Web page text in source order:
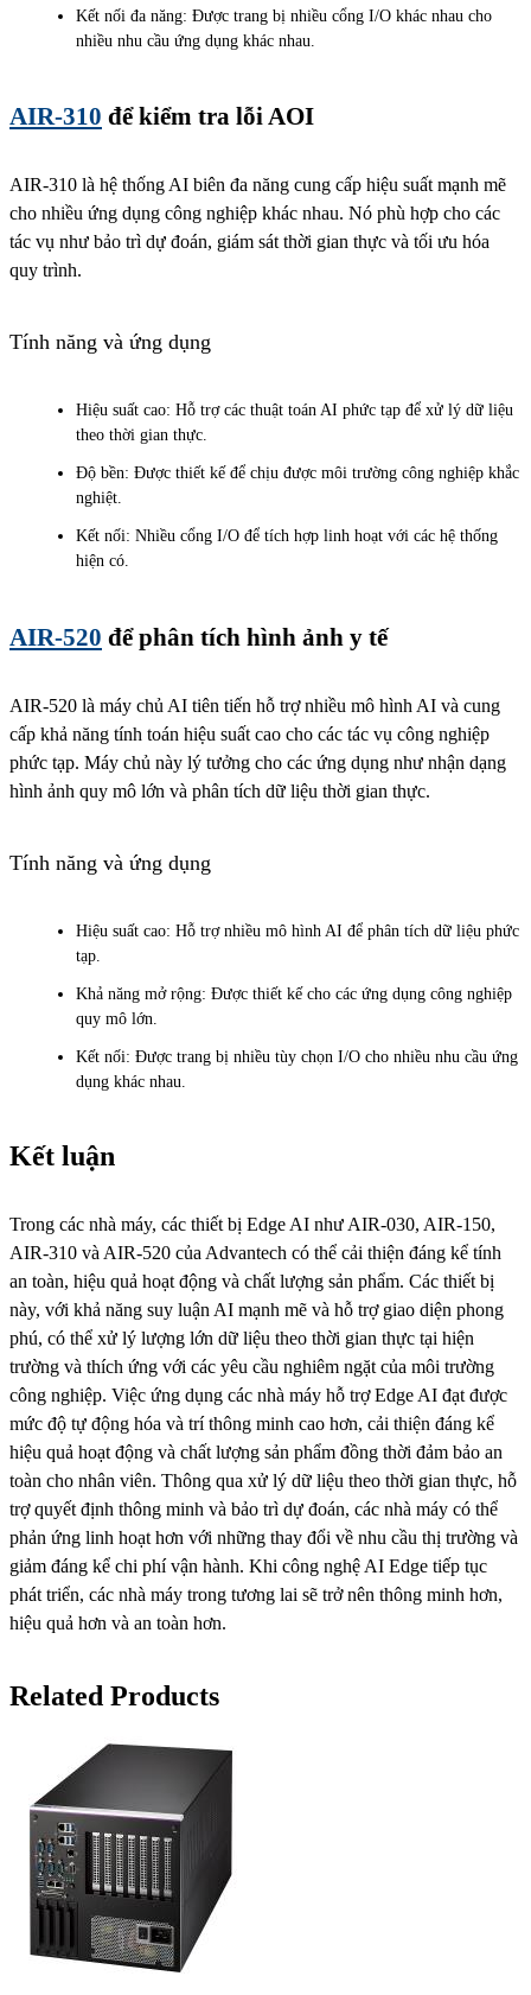
Kết nối đa năng: Được trang bị nhiều cổng I/O khác nhau cho
nhiều nhu cầu ứng dụng khác nhau.
AIR-310 để kiểm tra lỗi AOI
AIR-310 là hệ thống AI biên đa năng cung cấp hiệu suất mạnh mẽ
cho nhiều ứng dụng công nghiệp khác nhau. Nó phù hợp cho các
tác vụ như bảo trì dự đoán, giám sát thời gian thực và tối ưu hóa
quy trình.
Tính năng và ứng dụng
Hiệu suất cao: Hỗ trợ các thuật toán AI phức tạp để xử lý dữ liệu
theo thời gian thực.
Độ bền: Được thiết kế để chịu được môi trường công nghiệp khắc
nghiệt.
Kết nối: Nhiều cổng I/O để tích hợp linh hoạt với các hệ thống
hiện có.
AIR-520 để phân tích hình ảnh y tế
AIR-520 là máy chủ AI tiên tiến hỗ trợ nhiều mô hình AI và cung
cấp khả năng tính toán hiệu suất cao cho các tác vụ công nghiệp
phức tạp. Máy chủ này lý tưởng cho các ứng dụng như nhận dạng
hình ảnh quy mô lớn và phân tích dữ liệu thời gian thực.
Tính năng và ứng dụng
Hiệu suất cao: Hỗ trợ nhiều mô hình AI để phân tích dữ liệu phức
tạp.
Khả năng mở rộng: Được thiết kế cho các ứng dụng công nghiệp
quy mô lớn.
Kết nối: Được trang bị nhiều tùy chọn I/O cho nhiều nhu cầu ứng
dụng khác nhau.
Kết luận
Trong các nhà máy, các thiết bị Edge AI như AIR-030, AIR-150,
AIR-310 và AIR-520 của Advantech có thể cải thiện đáng kể tính
an toàn, hiệu quả hoạt động và chất lượng sản phẩm. Các thiết bị
này, với khả năng suy luận AI mạnh mẽ và hỗ trợ giao diện phong
phú, có thể xử lý lượng lớn dữ liệu theo thời gian thực tại hiện
trường và thích ứng với các yêu cầu nghiêm ngặt của môi trường
công nghiệp. Việc ứng dụng các nhà máy hỗ trợ Edge AI đạt được
mức độ tự động hóa và trí thông minh cao hơn, cải thiện đáng kể
hiệu quả hoạt động và chất lượng sản phẩm đồng thời đảm bảo an
toàn cho nhân viên. Thông qua xử lý dữ liệu theo thời gian thực, hỗ
trợ quyết định thông minh và bảo trì dự đoán, các nhà máy có thể
phản ứng linh hoạt hơn với những thay đổi về nhu cầu thị trường và
giảm đáng kể chi phí vận hành. Khi công nghệ AI Edge tiếp tục
phát triển, các nhà máy trong tương lai sẽ trở nên thông minh hơn,
hiệu quả hơn và an toàn hơn.
Related Products